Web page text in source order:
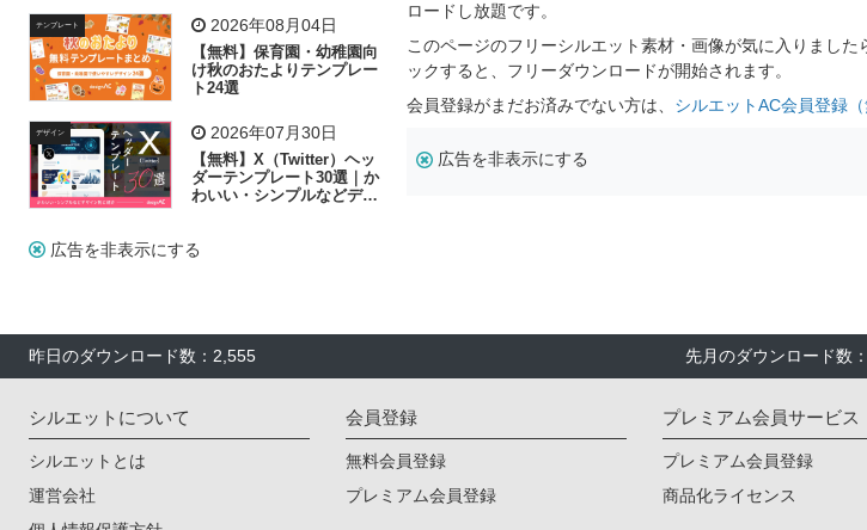
テンプレート 2026年08月04日
【無料】保育園・幼稚園向
け秋のおたよりテンプレー
ト24選
デザイン 2026年07月30日
【無料】X（Twitter）ヘッ
ダーテンプレート30選｜か
わいい・シンプルなどデザ
広告を非表示にする
ロードし放題です。
このページのフリーシルエット素材・画像が気に入りました
ックすると、フリーダウンロードが開始されます。
会員登録がまだお済みでない方は、 シルエットAC会員登録（
広告を非表示にする
昨日のダウンロード数：2,555 先月のダウンロード数
シルエットについて
シルエットとは
運営会社
会員登録
無料会員登録
プレミアム会員登録
プレミアム会員サービス
プレミアム会員登録
商品化ライセンス